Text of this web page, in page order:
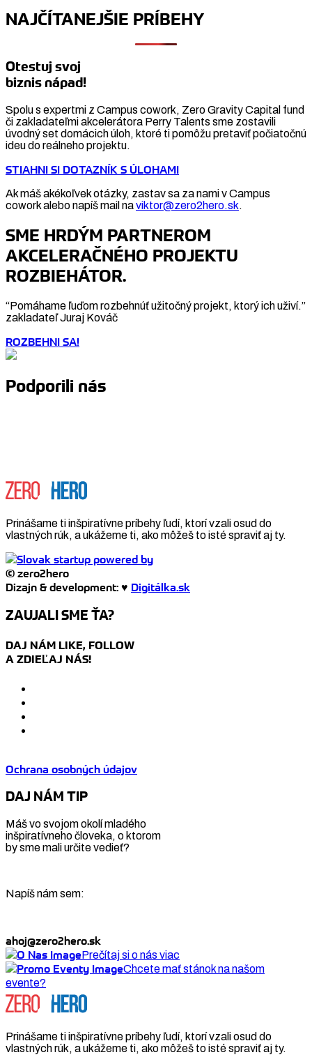
NAJČÍTANEJŠIE PRÍBEHY
Otestuj svoj
biznis nápad!
Spolu s expertmi z Campus cowork, Zero Gravity Capital fund
či zakladateľmi akcelerátora Perry Talents sme zostavili
úvodný set domácich úloh, ktoré ti pomôžu pretaviť počiatočnú
ideu do reálneho projektu.
STIAHNI SI DOTAZNÍK S ÚLOHAMI
Ak máš akékoľvek otázky, zastav sa za nami v Campus
cowork alebo napíš mail naviktor@zero2hero.sk.
SME HRDÝM PARTNEROM
AKCELERAČNÉHO PROJEKTU
ROZBIEHÁTOR.
“Pomáhame ľuďom rozbehnúť užitočný projekt, ktorý ich uživí.”
zakladateľ Juraj Kováč
ROZBEHNI SA!
Podporili nás
Prinášame ti inšpiratívne príbehy ľudí, ktorí vzali osud do
vlastných rúk, a ukážeme ti, ako môžeš to isté spraviť aj ty.
© zero2hero
Dizajn & development: ♥ Digitálka.sk
ZAUJALI SME ŤA?
DAJ NÁM LIKE, FOLLOW
A ZDIEĽAJ NÁS!
Ochrana osobných údajov
DAJ NÁM TIP
Máš vo svojom okolí mladého
inšpiratívneho človeka, o ktorom
by sme mali určite vedieť?
Napíš nám sem:
ahoj@zero2hero.sk
Prečítaj si o nás viac
Chcete mať stánok na našom
evente?
Prinášame ti inšpiratívne príbehy ľudí, ktorí vzali osud do
vlastných rúk, a ukážeme ti, ako môžeš to isté spraviť aj ty.